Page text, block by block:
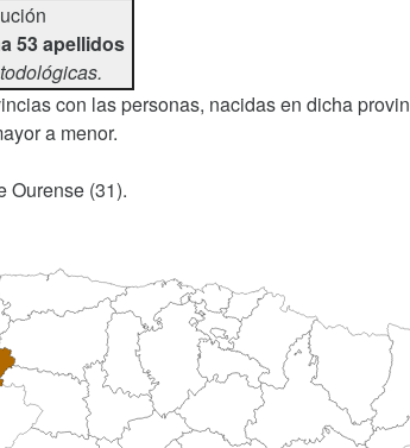
53 apellidos
con las personas, nacidas en dicha
a menor.
Ourense (31).